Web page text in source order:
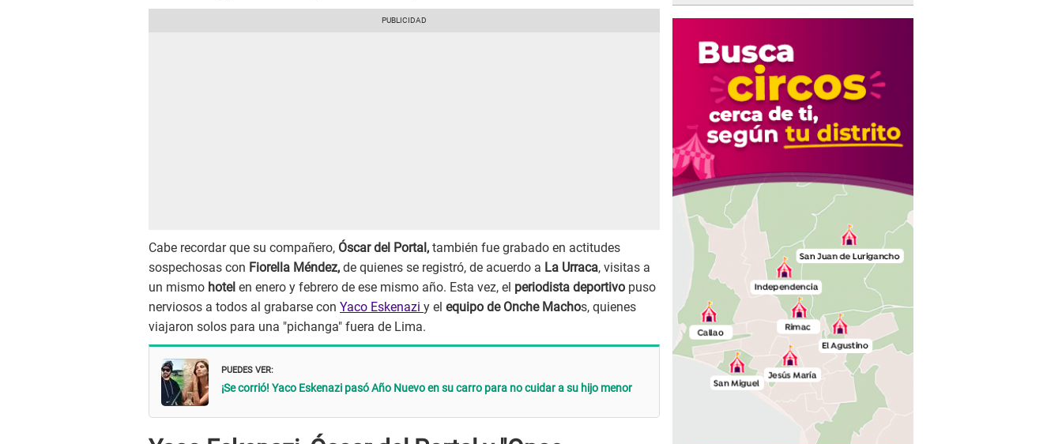
Cabe recordar que su compañero, Óscar del Portal, también fue grabado en actitudes
sospechosas con Fiorella Méndez, de quienes se registró, de acuerdo a La Urraca, visitas a
un mismo hotel en enero y febrero de ese mismo año. Esta vez, el periodista deportivo puso
nerviosos a todos al grabarse con Yaco Eskenazi y el equipo de Onche Machos, quienes
viajaron solos para una "pichanga" fuera de Lima.
PUEDES VER:
¡Se corrió! Yaco Eskenazi pasó Año Nuevo en su carro para no cuidar a su hijo menor